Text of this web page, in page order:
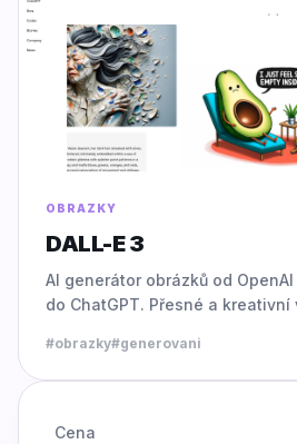
OBRAZKY
DALL-E 3
AI generátor obrázků od
do ChatGPT. Přesné a kreativní
#obrazky#generovani
Cena